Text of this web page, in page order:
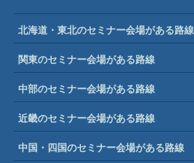
北海道・東北のセミナー会場がある路線
関東のセミナー会場がある路線
中部のセミナー会場がある路線
近畿のセミナー会場がある路線
中国・四国のセミナー会場がある路線